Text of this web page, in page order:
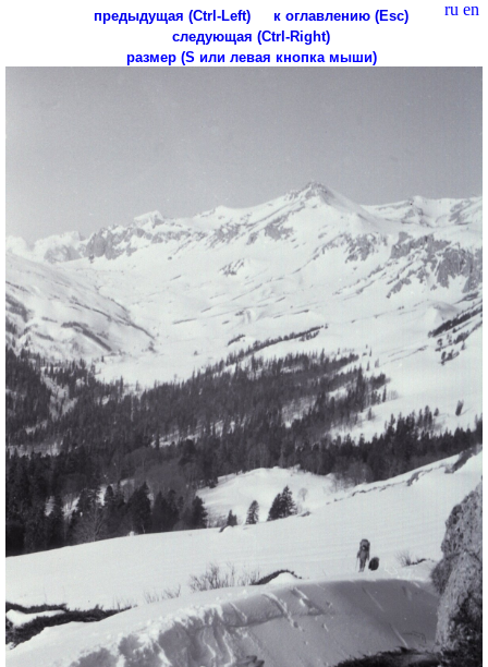
ru en
предыдущая (Ctrl-Left)
к оглавлению (Esc)
следующая (Ctrl-Right)
размер (S или левая кнопка мыши)